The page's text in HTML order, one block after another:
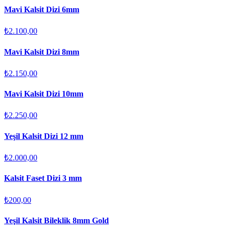
Mavi Kalsit Dizi 6mm
₺2.100,00
Mavi Kalsit Dizi 8mm
₺2.150,00
Mavi Kalsit Dizi 10mm
₺2.250,00
Yeşil Kalsit Dizi 12 mm
₺2.000,00
Kalsit Faset Dizi 3 mm
₺200,00
Yeşil Kalsit Bileklik 8mm Gold